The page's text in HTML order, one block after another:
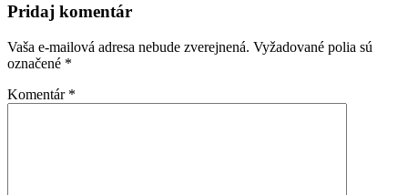
Pridaj komentár
Vaša e-mailová adresa nebude zverejnená. Vyžadované polia sú
označené *
Komentár *